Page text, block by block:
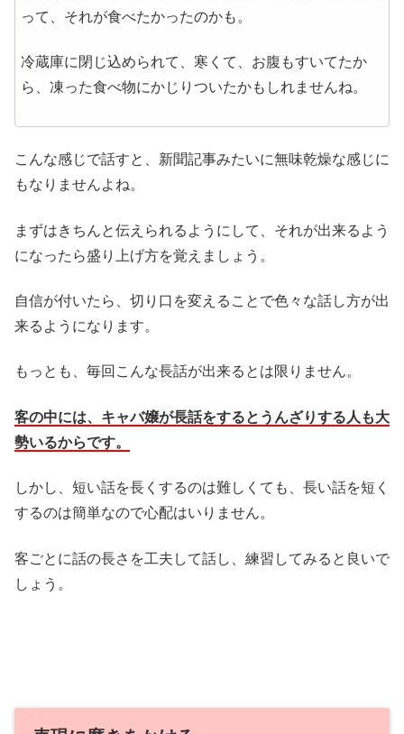
って、それが食べたかったのかも。
冷蔵庫に閉じ込められて、寒くて、お腹もすいてたか
ら、凍った食べ物にかじりついたかもしれませんね。
こんな感じで話すと、新聞記事みたいに無味乾燥な感じに
もなりませんよね。
まずはきちんと伝えられるようにして、それが出来るよう
になったら盛り上げ方を覚えましょう。
自信が付いたら、切り口を変えることで色々な話し方が出
来るようになります。
もっとも、毎回こんな長話が出来るとは限りません。
客の中には、キャバ嬢が長話をするとうんざりする人も大
勢いるからです。
しかし、短い話を長くするのは難しくても、長い話を短く
するのは簡単なので心配はいりません。
客ごとに話の長さを工夫して話し、練習してみると良いで
しょう。